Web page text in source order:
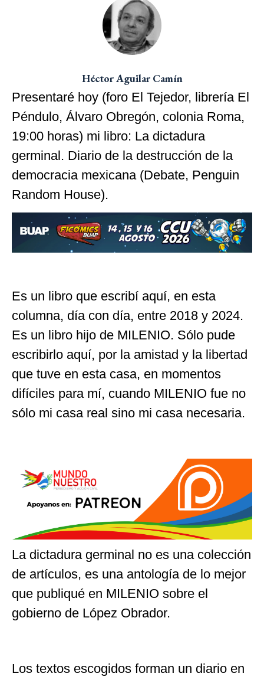
Héctor Aguilar Camín
Presentaré hoy (foro El Tejedor, librería El
Péndulo, Álvaro Obregón, colonia Roma,
19:00 horas) mi libro: La dictadura
germinal. Diario de la destrucción de la
democracia mexicana (Debate, Penguin
Random House).
Es un libro que escribí aquí, en esta
columna, día con día, entre 2018 y 2024.
Es un libro hijo de MILENIO. Sólo pude
escribirlo aquí, por la amistad y la libertad
que tuve en esta casa, en momentos
difíciles para mí, cuando MILENIO fue no
sólo mi casa real sino mi casa necesaria.
La dictadura germinal no es una colección
de artículos, es una antología de lo mejor
que publiqué en MILENIO sobre el
gobierno de López Obrador.
Los textos escogidos forman un diario en